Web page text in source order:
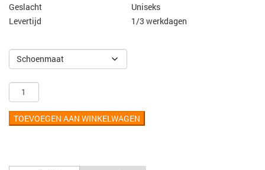
Geslacht
Uniseks
Levertijd
1/3 werkdagen
TOEVOEGEN AAN WINKELWAGEN